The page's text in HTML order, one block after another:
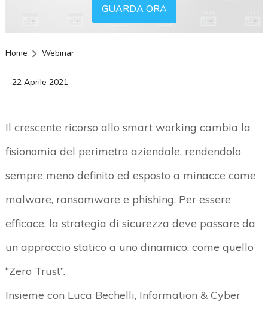
GUARDA ORA
Home Webinar
22 Aprile 2021
Il crescente ricorso allo smart workingcambia la
fisionomia del perimetro aziendale, rendendolo
sempre meno definito ed esposto a minacce come
malware, ransomware e phishing. Per essere
efficace, la strategia di sicurezza deve passareda
un approccio statico a uno dinamico, come quello
“Zero Trust”.
Insieme con Luca Bechelli, Information & Cyber